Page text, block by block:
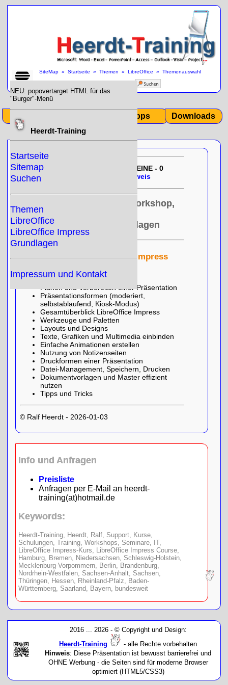
NEU: popovertarget HTML für das
"Burger"-Menü
Heerdt-Training
Startseite
Sitemap
Suchen
Themen
LibreOffice
LibreOffice Impress
Grundlagen
Impressum und Kontakt
SiteMap »Startseite »Themen »LibreOffice »Themenauswahl
Tipps Downloads
EU-DSGVO:
KEINE - 0
- Null!
Hinweis
Kurs, Training, Seminar, Workshop,
Schulung
LibreOffice Impress Grundlagen
Themenauswahl LibreOffice Impress
Planen und Vorbereiten einer Präsentation
Präsentationsformen (moderiert,
selbstablaufend, Kiosk-Modus)
Gesamtüberblick LibreOffice Impress
Werkzeuge und Paletten
Layouts und Designs
Texte, Grafiken und Multimedia einbinden
Einfache Animationen erstellen
Nutzung von Notizenseiten
Druckformen einer Präsentation
Datei-Management, Speichern, Drucken
Dokumentvorlagen und Master effizient
nutzen
Tipps und Tricks
© Ralf Heerdt - 2026-01-03
Info und Anfragen
Preisliste
Anfragen per E-Mail an heerdt-
training(at)hotmail.de
Keywords:
Heerdt-Training, Heerdt, Ralf, Support, Kurse,
Schulungen, Training, Workshops, Seminare, IT,
LibreOffice Impress-Kurs, LibreOffice Impress Course,
Hamburg, Bremen, Niedersachsen, Schleswig-Holstein,
Mecklenburg-Vorpommern, Berlin, Brandenburg,
Nordrhein-Westfalen, Sachsen-Anhalt, Sachsen,
Thüringen, Hessen, Rheinland-Pfalz, Baden-
Württemberg, Saarland, Bayern, bundesweit
2016 ...
2026 - © Copyright und Design:
Heerdt-Training
- alle Rechte vorbehalten
Hinweis: Diese Präsentation ist bewusst barrierefrei und
OHNE Werbung - die Seiten sind für moderne Browser
optimiert (HTML5/CSS3)